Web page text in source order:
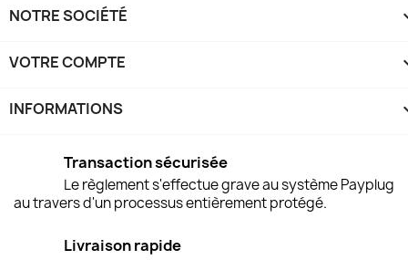
NOTRE SOCIÉTÉ
VOTRE COMPTE
INFORMATIONS
Transaction sécurisée
Le règlement s'effectue grave au système Payplug
au travers d'un processus entièrement protégé.
Livraison rapide